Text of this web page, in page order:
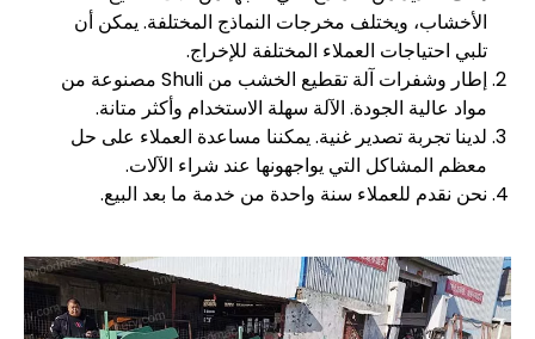
الأخشاب، ويختلف مخرجات النماذج المختلفة. يمكن أن
تلبي احتياجات العملاء المختلفة للإخراج.
إطار وشفرات آلة تقطيع الخشب من Shuli مصنوعة من
مواد عالية الجودة. الآلة سهلة الاستخدام وأكثر متانة.
لدينا تجربة تصدير غنية. يمكننا مساعدة العملاء على حل
معظم المشاكل التي يواجهونها عند شراء الآلات.
نحن نقدم للعملاء سنة واحدة من خدمة ما بعد البيع.